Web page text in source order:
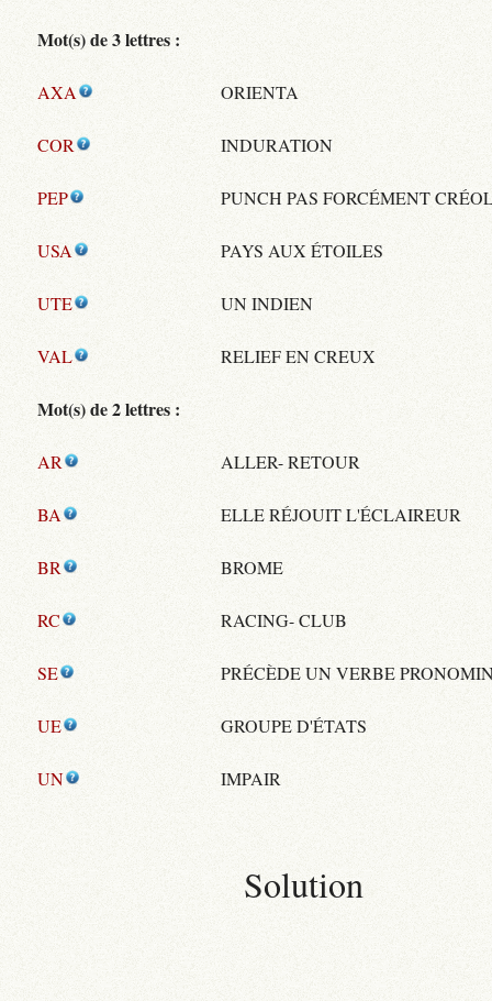
Mot(s) de 3 lettres :
AXA ORIENTA
COR INDURATION
PEP PUNCH PAS FORCÉMENT
USA PAYS AUX ÉTOILES
UTE UN INDIEN
VAL RELIEF EN CREUX
Mot(s) de 2 lettres :
AR ALLER- RETOUR
BA ELLE RÉJOUIT L'ÉCLAIREUR
BR BROME
RC RACING- CLUB
SE PRÉCÈDE UN VERBE
UE GROUPE D'ÉTATS
UN IMPAIR
Solution